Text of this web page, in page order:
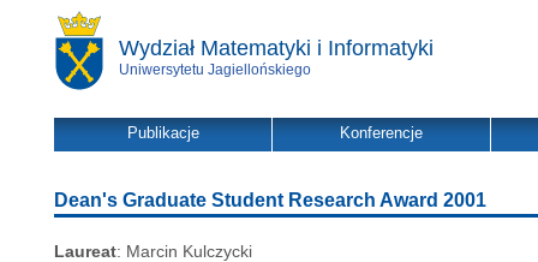
Wydział Matematyki i Informatyki
Uniwersytetu Jagiellońskiego
Publikacje Konferencje
Dean's Graduate Student Research Award 2001
Laureat: Marcin Kulczycki